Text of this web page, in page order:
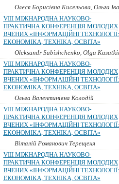
Олеся Борисівна Кисельова, Ольга
VIII МІЖНАРОДНА НАУКОВО-
ПРАКТИЧНА КОНФЕРЕНЦІЯ МОЛОДИХ
ВЧЕНИХ «ІНФОРМАЦІЙНІ ТЕХНОЛОГІЇ:
ЕКОНОМІКА, ТЕХНІКА, ОСВІТА»
Oleksandr Sabishchenko, Olga
VIII МІЖНАРОДНА НАУКОВО-
ПРАКТИЧНА КОНФЕРЕНЦІЯ МОЛОДИХ
ВЧЕНИХ «ІНФОРМАЦІЙНІ ТЕХНОЛОГІЇ:
ЕКОНОМІКА, ТЕХНІКА, ОСВІТА»
Ольга Валентинівна Колодій
VIII МІЖНАРОДНА НАУКОВО-
ПРАКТИЧНА КОНФЕРЕНЦІЯ МОЛОДИХ
ВЧЕНИХ «ІНФОРМАЦІЙНІ ТЕХНОЛОГІЇ:
ЕКОНОМІКА, ТЕХНІКА, ОСВІТА»
Віталій Романович Терещеня
VIII МІЖНАРОДНА НАУКОВО-
ПРАКТИЧНА КОНФЕРЕНЦІЯ МОЛОДИХ
ВЧЕНИХ «ІНФОРМАЦІЙНІ ТЕХНОЛОГІЇ:
ЕКОНОМІКА, ТЕХНІКА, ОСВІТА»